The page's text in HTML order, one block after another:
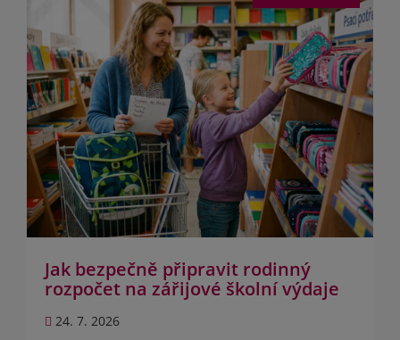
Jak bezpečně připravit rodinný
rozpočet na zářijové školní výdaje
24. 7. 2026